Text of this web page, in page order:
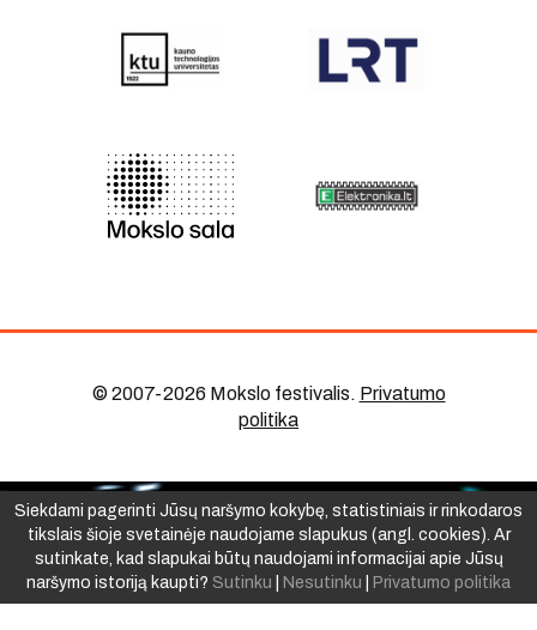
© 2007-2026 Mokslo festivalis. Privatumo
politika
Siekdami pagerinti Jūsų naršymo kokybę, statistiniais ir rinkodaros
tikslais šioje svetainėje naudojame slapukus (angl. cookies). Ar
sutinkate, kad slapukai būtų naudojami informacijai apie Jūsų
naršymo istoriją kaupti? Sutinku Nesutinku Privatumo politika